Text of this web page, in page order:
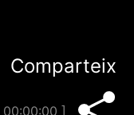
Comparteix
00:00:00 ]